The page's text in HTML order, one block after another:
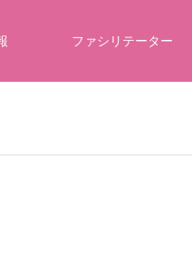
ファシリテーター